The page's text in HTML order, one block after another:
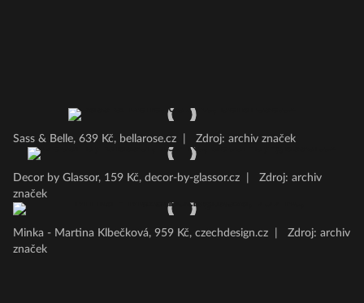
Sass & Belle, 639 Kč, bellarose.cz Zdroj: archiv značek
Decor by Glassor, 159 Kč, decor-by-glassor.cz
Zdroj: archiv
značek
Minka - Martina Klbečková, 959 Kč, czechdesign.cz
Zdroj: archiv
značek